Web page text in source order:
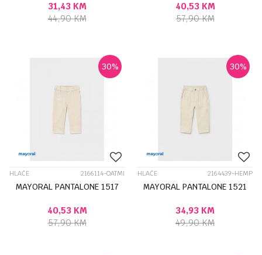
31,43 KM
44,90KM
40,53 KM
57,90KM
30%
HLAČE 2166114-OATMI
MAYORAL PANTALONE 1517
40,53 KM
57,90KM
30%
HLAČE 2164439-HEMP
MAYORAL PANTALONE 1521
34,93 KM
49,90KM